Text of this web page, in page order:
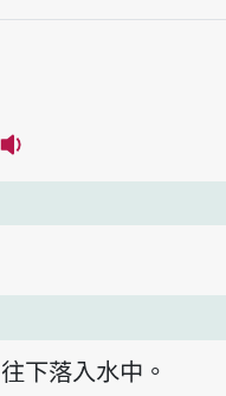
往下落入水中。